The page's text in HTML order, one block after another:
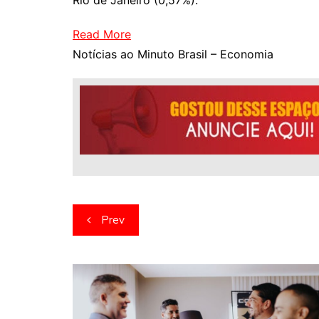
Read More
Notícias ao Minuto Brasil – Economia
Navegação
de
artigos
Prev